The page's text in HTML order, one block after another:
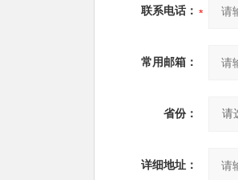
联系电话：
常用邮箱：
省份：
详细地址：